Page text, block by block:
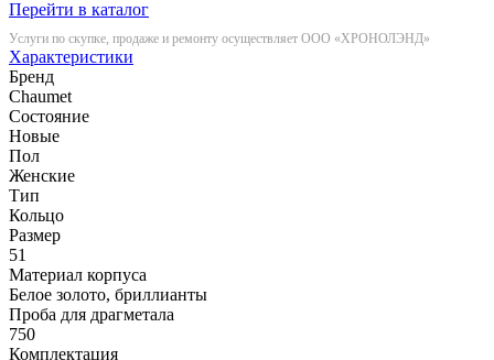
Перейти в каталог
Услуги по скупке, продаже и ремонту осуществляет ООО «ХРОНОЛЭНД»
Характеристики
Бренд
Chaumet
Состояние
Новые
Пол
Женские
Тип
Кольцо
Размер
51
Материал корпуса
Белое золото, бриллианты
Проба для драгметала
750
Комплектация